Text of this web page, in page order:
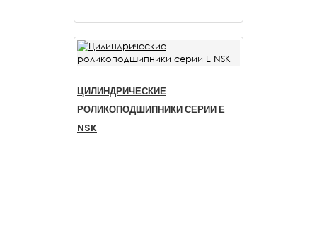
ЦИЛИНДРИЧЕСКИЕ
РОЛИКОПОДШИПНИКИ СЕРИИ Е
NSK